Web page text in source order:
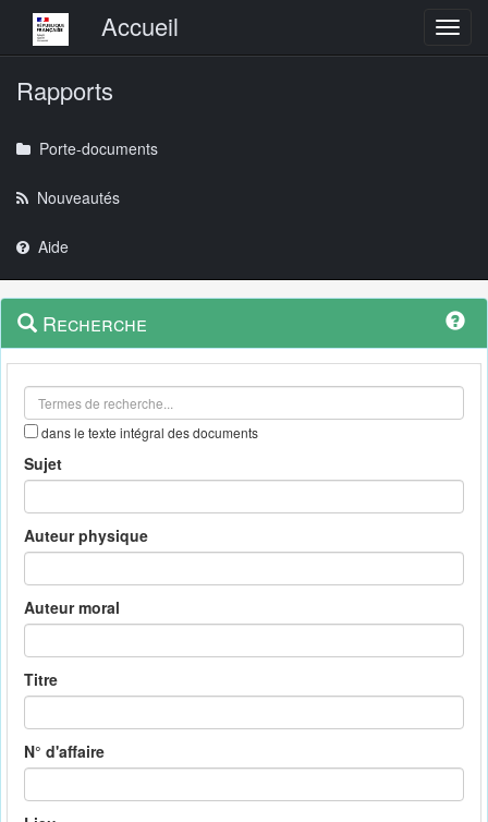
Menu principalAccueil
Rapports
Porte-documents
Nouveautés
Aide
Navigation
outils
Menu
contextuel
Recherche
dans le texte intégral des documents
Sujet
Auteur physique
Auteur moral
Titre
N° d'affaire